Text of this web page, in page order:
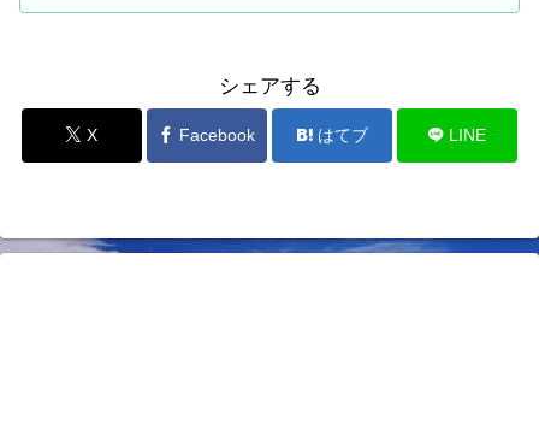
シェアする
X Facebook はてブ LINE